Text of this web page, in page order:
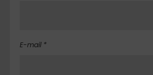
E-mail *